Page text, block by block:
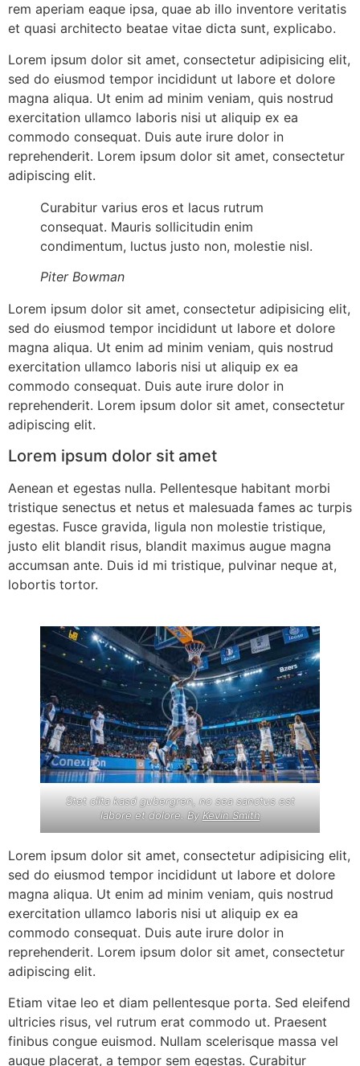
rem aperiam eaque ipsa, quae ab illo inventore veritatis
et quasi architecto beatae vitae dicta sunt, explicabo.
Lorem ipsum dolor sit amet, consectetur adipisicing elit,
sed do eiusmod tempor incididunt ut labore et dolore
magna aliqua. Ut enim ad minim veniam, quis nostrud
exercitation ullamco laboris nisi ut aliquip ex ea
commodo consequat. Duis aute irure dolor in
reprehenderit. Lorem ipsum dolor sit amet, consectetur
adipiscing elit.
Curabitur varius eros et lacus rutrum
consequat. Mauris sollicitudin enim
condimentum, luctus justo non, molestie nisl.
Piter Bowman
Lorem ipsum dolor sit amet, consectetur adipisicing elit,
sed do eiusmod tempor incididunt ut labore et dolore
magna aliqua. Ut enim ad minim veniam, quis nostrud
exercitation ullamco laboris nisi ut aliquip ex ea
commodo consequat. Duis aute irure dolor in
reprehenderit. Lorem ipsum dolor sit amet, consectetur
adipiscing elit.
Lorem ipsum dolor sit amet
Aenean et egestas nulla. Pellentesque habitant morbi
tristique senectus et netus et malesuada fames ac turpis
egestas. Fusce gravida, ligula non molestie tristique,
justo elit blandit risus, blandit maximus augue magna
accumsan ante. Duis id mi tristique, pulvinar neque at,
lobortis tortor.
Stet clita kasd gubergren, no sea sanctus est
labore et dolore. ByKevin Smith
Lorem ipsum dolor sit amet, consectetur adipisicing elit,
sed do eiusmod tempor incididunt ut labore et dolore
magna aliqua. Ut enim ad minim veniam, quis nostrud
exercitation ullamco laboris nisi ut aliquip ex ea
commodo consequat. Duis aute irure dolor in
reprehenderit. Lorem ipsum dolor sit amet, consectetur
adipiscing elit.
Etiam vitae leo et diam pellentesque porta. Sed eleifend
ultricies risus, vel rutrum erat commodo ut. Praesent
finibus congue euismod. Nullam scelerisque massa vel
augue placerat, a tempor sem egestas. Curabitur